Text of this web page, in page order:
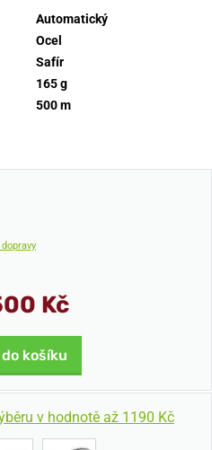
Automatický
Ocel
Safír
165 g
500 m
Kč
košíku
v hodnotě až 1190 Kč